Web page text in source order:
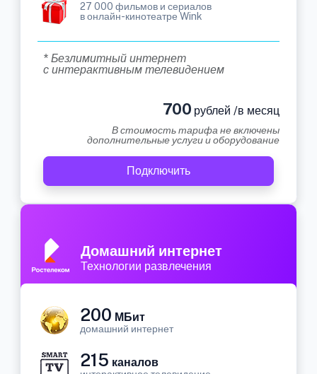
27 000 фильмов и сериалов
в онлайн-кинотеатре Wink
* Безлимитный интернет
с интерактивным телевидением
700 рублей /в месяц
В стоимость тарифа не включены
дополнительные услуги и оборудование
Подключить
Домашний интернет
Технологии развлечения
200 МБит
домашний интернет
215 каналов